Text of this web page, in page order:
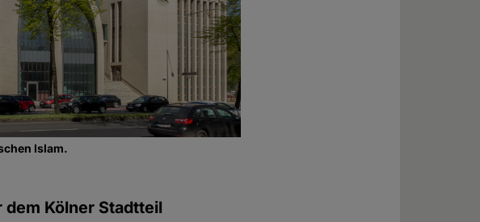
Islam.
Kölner Stadtteil